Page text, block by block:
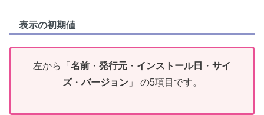
表示の初期値
左から「 名前 ・ 発行元 ・ インストール日 ・ サイ
ズ・バージョン」 の5項目です。